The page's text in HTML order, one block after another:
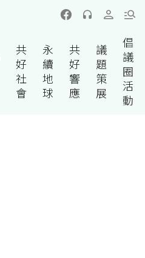
共
好
社
會
永
續
地
球
共
好
響
應
議
題
策
展
倡
議
圈
活
動